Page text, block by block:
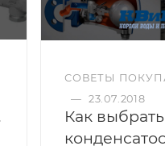
СОВЕТЫ
— 23.07.2018
Как выбрать